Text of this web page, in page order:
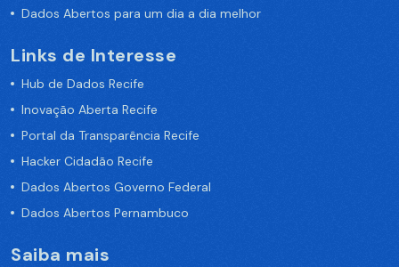
Dados Abertos para um dia a dia melhor
Links de Interesse
Hub de Dados Recife
Inovação Aberta Recife
Portal da Transparência Recife
Hacker Cidadão Recife
Dados Abertos Governo Federal
Dados Abertos Pernambuco
Saiba mais